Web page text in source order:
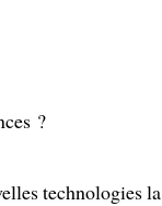
?
technologies la